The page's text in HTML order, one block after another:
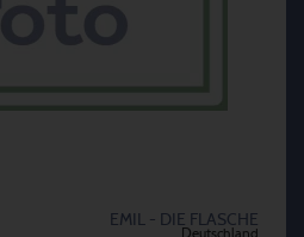
EMIL - DIE FLASCHE
Deutschland